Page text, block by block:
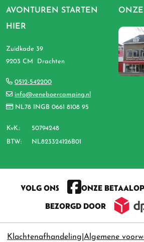
AVONTUREN STARTEN
HIER
Zuidkade 39
9203 CM Drachten
0512-542200
info@veneboercamping.nl
NL78 INGB 0661 8108 95
KvK.: 50794248
BTW: NL823324126B01
VOLG ONS
ONZE
BEZORGD DOOR
Klachtenafhandeling Algemene